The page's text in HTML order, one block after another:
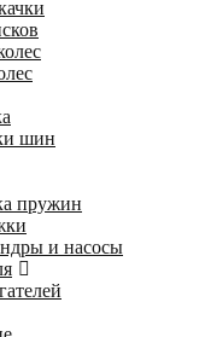
шин
пружин
и насосы